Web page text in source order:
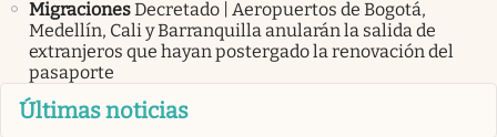
MigracionesDecretado | Aeropuertos de Bogotá,
Medellín, Cali y Barranquilla anularán la salida de
extranjeros que hayan postergado la renovación del
pasaporte
Últimas noticias